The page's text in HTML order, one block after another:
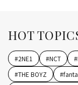
HOT
#2NE1 #NCT #
#THE BOYZ #